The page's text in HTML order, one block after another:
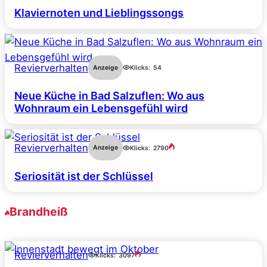
Klaviernoten und Lieblingssongs
Revierverhalten Anzeige Klicks: 54
Neue Küche in Bad Salzuflen: Wo aus
Wohnraum ein Lebensgefühl wird
Revierverhalten Anzeige Klicks: 2790
Seriosität ist der Schlüssel
Brandheiß
Revierverhalten Klicks: 3097